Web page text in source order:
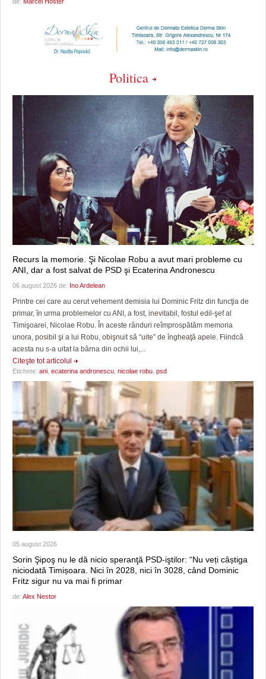
de: Marcel Hoster
Politica
Recurs la memorie. Şi Nicolae Robu a avut mari probleme cu
ANI, dar a fost salvat de PSD şi Ecaterina Andronescu
06 august 2026 de: Ino Ardelean
Printre cei care au cerut vehement demisia lui Dominic Fritz din funcţia de
primar, în urma problemelor cu ANI, a fost, inevitabil, fostul edil-şef al
Timişoarei, Nicolae Robu. În aceste rânduri reîmprospătăm memoria
unora, posibil şi a lui Robu, obişnuit să “uite” de îngheaţă apele. Fiindcă
acesta nu s-a uitat la bârna din ochii lui,...
Citeşte tot articolul
Etichete: ani ecaterina andronescu nicolae robu psd
05 august 2026
Sorin Şipoş nu le dă nicio speranţă PSD-iştilor: “Nu veți câștiga
niciodată Timișoara. Nici în 2028, nici în 3028, când Dominic
Fritz sigur nu va mai fi primar
de: Alex Nestor